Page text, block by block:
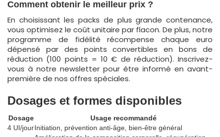
Comment obtenir le meilleur prix ?
En choisissant les packs de plus grande contenance,
vous optimisez le coût unitaire par flacon. De plus, notre
programme de fidélité récompense chaque euro
dépensé par des points convertibles en bons de
réduction (100 points = 10 € de réduction). Inscrivez-
vous à notre newsletter pour être informé en avant-
première de nos offres spéciales.
Dosages et formes disponibles
Dosage
Usage recommandé
4 UI/jourInitiation, prévention anti-âge, bien-être général